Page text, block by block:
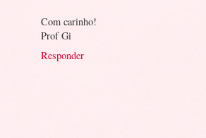
Com carinho!
Prof Gi
Responder